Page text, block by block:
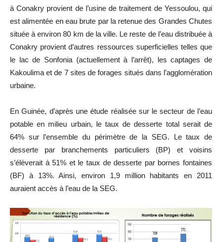
à Conakry provient de l’usine de traitement de Yessoulou, qui
est alimentée en eau brute par la retenue des Grandes Chutes
située à environ 80 km de la ville. Le reste de l’eau distribuée à
Conakry provient d’autres ressources superficielles telles que
le lac de Sonfonia (actuellement à l’arrêt), les captages de
Kakoulima et de 7 sites de forages situés dans l’agglomération
urbaine.
En Guinée, d’après une étude réalisée sur le secteur de l’eau
potable en milieu urbain, le taux de desserte total serait de
64% sur l’ensemble du périmètre de la SEG. Le taux de
desserte par branchements particuliers (BP) et voisins
s’élèverait à 51% et le taux de desserte par bornes fontaines
(BF) à 13%. Ainsi, environ 1,9 million habitants en 2011
auraient accès à l’eau de la SEG.